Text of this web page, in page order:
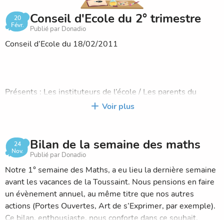
20
Févr.
Conseil d'Ecole du 2° trimestre
Publié par Donadio
Conseil d’Ecole du 18/02/2011
Présents : Les instituteurs de l’école / Les parents du
de secteur / M. Molinard, DDEN
1)Bilan 1° trimestre
Voir plus
24
Nov.
Bilan de la semaine des maths
Publié par Donadio
Notre 1° semaine des Maths, a eu lieu la dernière semaine
avant les vacances de la Toussaint. Nous pensions en faire
un évènement annuel, au même titre que nos autres
actions (Portes Ouvertes, Art de s’Exprimer, par exemple).